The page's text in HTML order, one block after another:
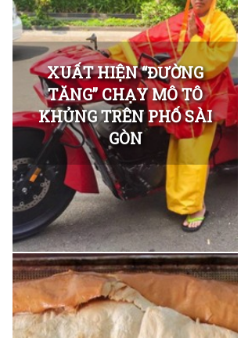
XUẤT HIỆN “ĐƯỜNG
TĂNG” CHẠY MÔ TÔ
KHỦNG TRÊN PHỐ SÀI
GÒN